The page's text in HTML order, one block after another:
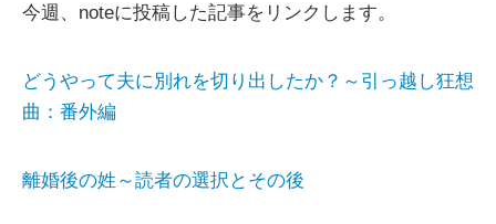
今週、noteに投稿した記事をリンクします。
どうやって夫に別れを切り出したか？～引っ越し狂想
曲：番外編
離婚後の姓～読者の選択とその後